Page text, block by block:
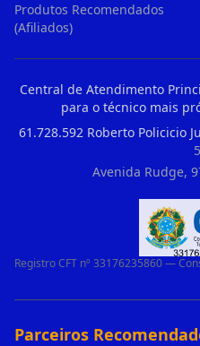
Produtos Recomendados
(Afiliados)
Central de Atendimento
para o técnico mais
61.728.592 Roberto Policicio
Avenida Rudge,
Registro CFT nº 33176235860 —
Parceiros